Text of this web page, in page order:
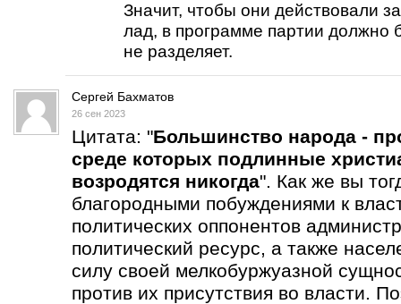
Значит, чтобы они действовали
лад, в программе партии должно
не разделяет.
Сергей Бахматов
26 сен 2023
Цитата: "Большинство народа -
среде которых подлинные
возродятся никогда". Как же вы
благородными побуждениями к
политических оппонентов
политический ресурс, а также
силу своей мелкобуржуазной
против их присутствия во власти.